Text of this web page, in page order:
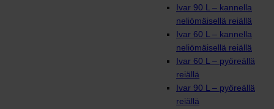
Ivar 90 L – kannella
neliömäisellä reiällä
Ivar 60 L – kannella
neliömäisellä reiällä
Ivar 60 L – pyöreällä
reiällä
Ivar 90 L – pyöreällä
reiällä